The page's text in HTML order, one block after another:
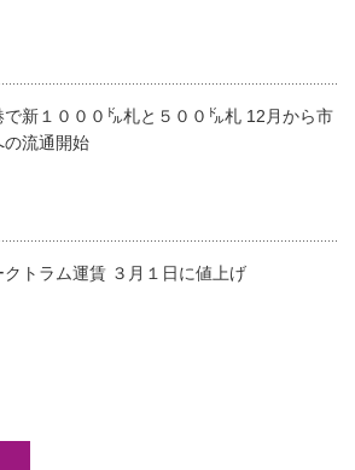
で新１０００㌦札と５００㌦札 12月から市
の流通開始
クトラム運賃 ３月１日に値上げ